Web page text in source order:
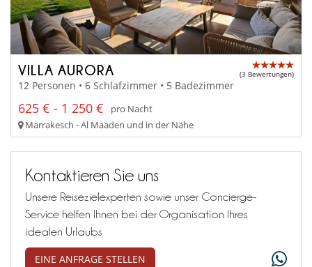
VILLA AURORA (3 Bewertungen)
12 Personen • 6 Schlafzimmer • 5 Badezimmer
625 € - 1 250 €
pro Nacht
Marrakesch - Al Maaden und in der Nähe
Kontaktieren Sie uns
Unsere Reisezielexperten sowie unser Concierge-
Service helfen Ihnen bei der Organisation Ihres
idealen Urlaubs
EINE ANFRAGE STELLEN